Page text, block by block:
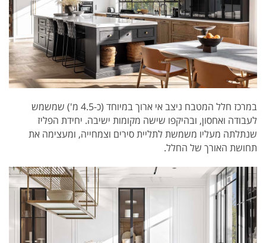
במרכז חלל המטבח ניצב אי ארוך במיוחד (כ-4.5 מ') שמשמש
לעבודה ואחסון, ובהיקפו שישה מקומות ישיבה. יחידת הפליז
שנתלתה מעליו משמשת לתליית סירים וצמחייה, ומעצימה את
תחושת האורך של החלל.